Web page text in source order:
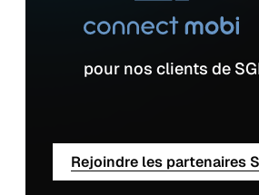
pour nos clients de
Rejoindre les partenaires